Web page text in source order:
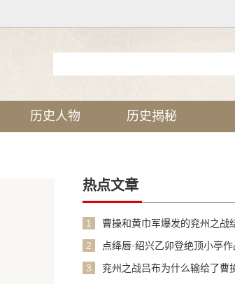
历史人物 历史揭秘
热点文章
1
曹操和黄巾军爆发的兖州之战
2
点绛唇·绍兴乙卯登绝顶小亭
3
兖州之战吕布为什么输给了曹